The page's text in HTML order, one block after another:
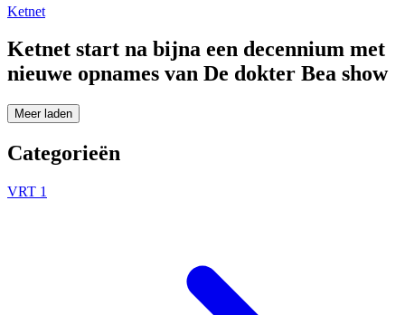
Ketnet
Ketnet start na bijna een decennium met
nieuwe opnames van De dokter Bea show
Meer laden
Categorieën
VRT 1